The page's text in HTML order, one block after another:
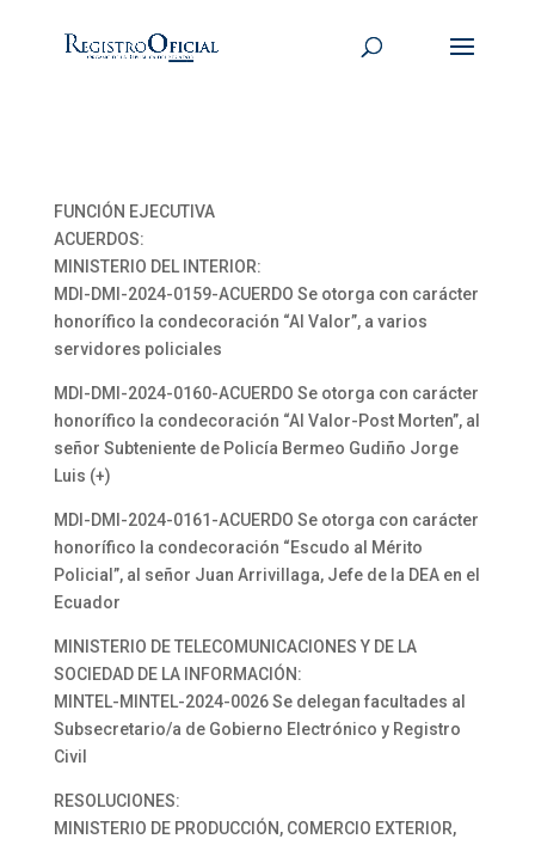
FUNCIÓN EJECUTIVA
ACUERDOS:
MINISTERIO DEL INTERIOR:
MDI-DMI-2024-0159-ACUERDO Se otorga con carácter
honorífico la condecoración “Al Valor”, a varios
servidores policiales
MDI-DMI-2024-0160-ACUERDO Se otorga con carácter
honorífico la condecoración “Al Valor-Post Morten”, al
señor Subteniente de Policía Bermeo Gudiño Jorge
Luis (+)
MDI-DMI-2024-0161-ACUERDO Se otorga con carácter
honorífico la condecoración “Escudo al Mérito
Policial”, al señor Juan Arrivillaga, Jefe de la DEA en el
Ecuador
MINISTERIO DE TELECOMUNICACIONES Y DE LA
SOCIEDAD DE LA INFORMACIÓN:
MINTEL-MINTEL-2024-0026 Se delegan facultades al
Subsecretario/a de Gobierno Electrónico y Registro
Civil
RESOLUCIONES:
MINISTERIO DE PRODUCCIÓN, COMERCIO EXTERIOR,